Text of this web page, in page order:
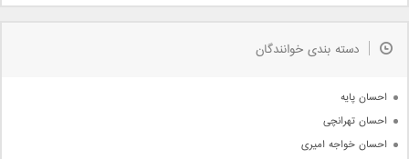
مذهبی
جدیدترین ها
دسته بندی خوانندگان
احسان پایه
احسان تهرانچی
احسان خواجه امیری